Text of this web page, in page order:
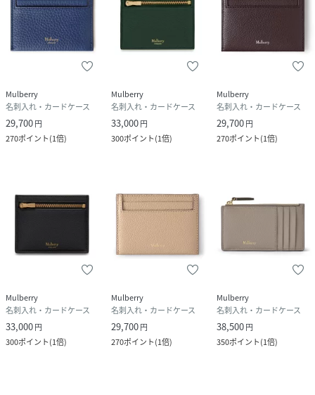
Mulberry
名刺入れ・カードケース
29,700円
270ポイント(1倍)
Mulberry
名刺入れ・カードケース
33,000円
300ポイント(1倍)
Mulberry
名刺入れ・カードケース
29,700円
270ポイント(1倍)
Mulberry
名刺入れ・カードケース
33,000円
300ポイント(1倍)
Mulberry
名刺入れ・カードケース
29,700円
270ポイント(1倍)
Mulberry
名刺入れ・カードケース
38,500円
350ポイント(1倍)